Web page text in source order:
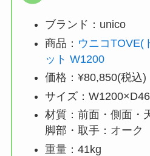
ブランド：unico
商品： ウニコ
ット W1200
価格：¥80,850(税込)
サイズ：
材質：前面・側面・
脚部・取手：オーク
重量：41kg